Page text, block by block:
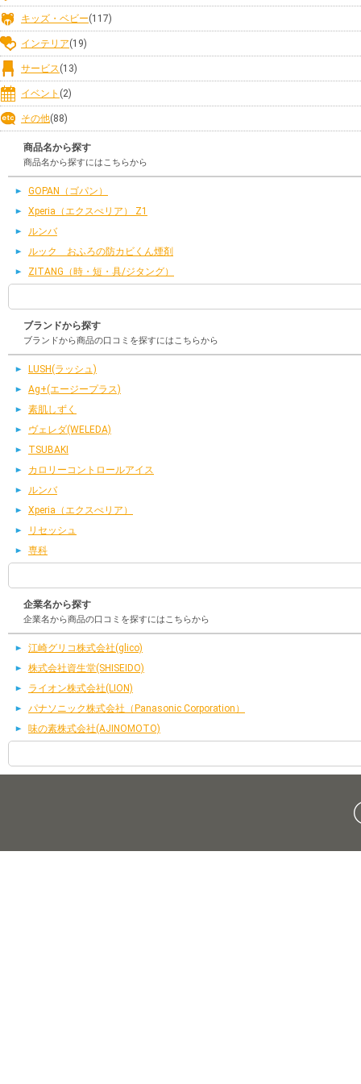
キッズ・ベビー(117)
インテリア(19)
サービス(13)
イベント (2)
その他(88)
商品名から探す
商品名から探すにはこちらから
GOPAN（ゴパン）
Xperia（エクスぺリア） Z1
ルンバ
ルック おふろの防カビくん煙剤
ZITANG（時・短・具/ジタング）
ブランドから探す
ブランドから商品の口コミを探すにはこちらから
LUSH(ラッシュ)
Ag+(エージープラス)
素肌しずく
ヴェレダ(WELEDA)
TSUBAKI
カロリーコントロールアイス
ルンバ
Xperia（エクスぺリア）
リセッシュ
専科
企業名から探す
企業名から商品の口コミを探すにはこちらから
江崎グリコ株式会社(glico)
株式会社資生堂(SHISEIDO)
ライオン株式会社(LION)
パナソニック株式会社（Panasonic Corporation）
味の素株式会社(AJINOMOTO)